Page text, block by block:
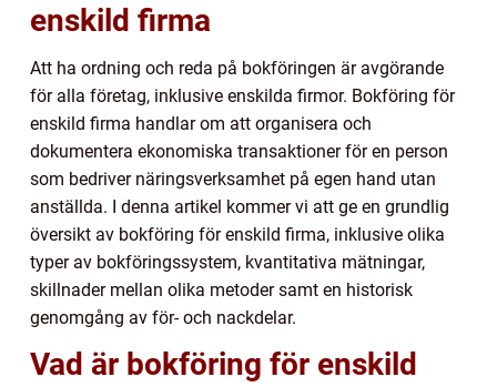
enskild firma
Att ha ordning och reda på bokföringen är avgörande
för alla företag, inklusive enskilda firmor. Bokföring för
enskild firma handlar om att organisera och
dokumentera ekonomiska transaktioner för en person
som bedriver näringsverksamhet på egen hand utan
anställda. I denna artikel kommer vi att ge en grundlig
översikt av bokföring för enskild firma, inklusive olika
typer av bokföringssystem, kvantitativa mätningar,
skillnader mellan olika metoder samt en historisk
genomgång av för- och nackdelar.
Vad är bokföring för enskild